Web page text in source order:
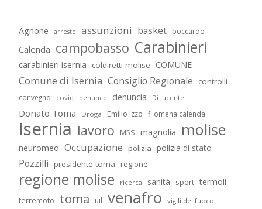
Agnone arresto assunzioni basket boccardo
Calenda campobasso Carabinieri
carabinieri isernia coldiretti molise COMUNE
Comune di Isernia Consiglio Regionale controlli
convegno covid denunce denuncia Di lucente
Donato Toma Droga Emilio Izzo filomena calenda
Isernia lavoro M5S magnolia molise
neuromed Occupazione polizia polizia di stato
Pozzilli presidente toma regione
regione molise ricerca sanità sport termoli
terremoto toma uil venafro vigili del fuoco